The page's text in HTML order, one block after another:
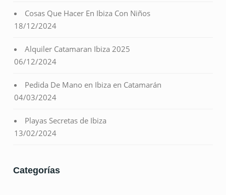
Cosas Que Hacer En Ibiza Con Niños
18/12/2024
Alquiler Catamaran Ibiza 2025
06/12/2024
Pedida De Mano en Ibiza en Catamarán
04/03/2024
Playas Secretas de Ibiza
13/02/2024
Categorías